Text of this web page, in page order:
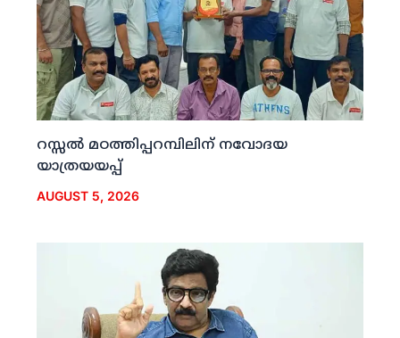
റസ്സല്‍ മഠത്തിപ്പറമ്പിലിന് നവോദയ
യാത്രയയപ്പ്
AUGUST 5, 2026